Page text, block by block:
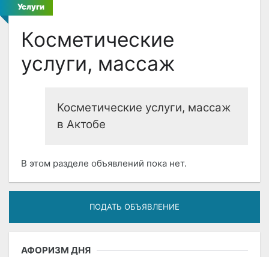
Услуги
Косметические
услуги, массаж
Косметические услуги, массаж
в Актобе
В этом разделе объявлений пока нет.
ПОДАТЬ ОБЪЯВЛЕНИЕ
АФОРИЗМ ДНЯ